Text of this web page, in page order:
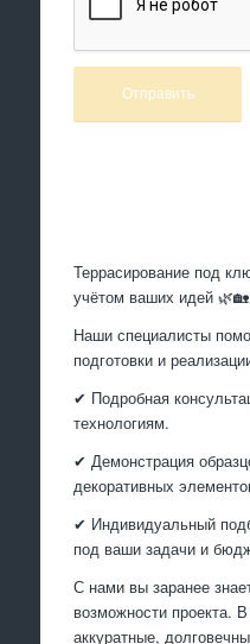
Террасирование под
учётом ваших идей 🌿🏡
Наши специалисты
подготовки и
✔ Подробная
технологиям.
✔ Демонстрация
декоративных
✔ Индивидуальный
под ваши задачи и
С нами вы заранее
возможности проекта.
аккуратные,